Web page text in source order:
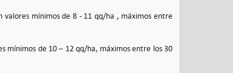
valores mínimos de 8 - 11 qq/ha , máximos entre
mínimos de 10 – 12 qq/ha, máximos entre los 30